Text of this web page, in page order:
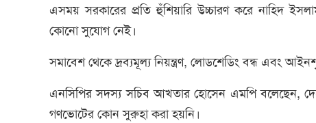
এসময় সরকারের প্রতি হুঁশিয়ারি উচ্চারণ করে নাহিদ
কোনো সুযোগ নেই।
সমাবেশ থেকে দ্রব্যমূল্য নিয়ন্ত্রণ, লোডশেডিং বন্ধ এবং
এনসিপির সদস্য সচিব আখতার হোসেন এমপি বলেছেন,
গণভোটের কোন সুরুহা করা হয়নি।